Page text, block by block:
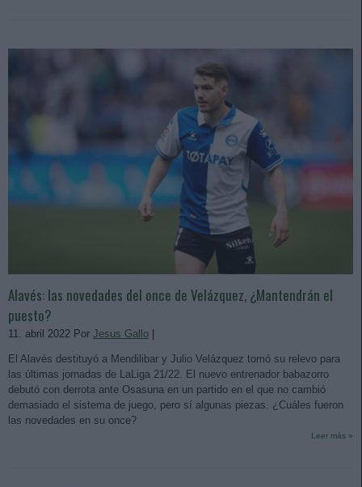
Alavés: las novedades del once de Velázquez, ¿Mantendrán el
puesto?
11. abril 2022 Por Jesus Gallo |
El Alavés destituyó a Mendilibar y Julio Velázquez tomó su relevo para
las últimas jornadas de LaLiga 21/22. El nuevo entrenador babazorro
debutó con derrota ante Osasuna en un partido en el que no cambió
demasiado el sistema de juego, pero sí algunas piezas. ¿Cuáles fueron
las novedades en su once?
Leer más »